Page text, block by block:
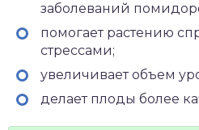
заболеваний
помогает растению
стрессами;
увеличивает объем
делает плоды более